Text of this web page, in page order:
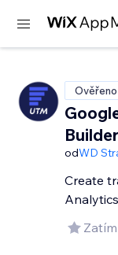
Builder
odWD
Create
Analytics